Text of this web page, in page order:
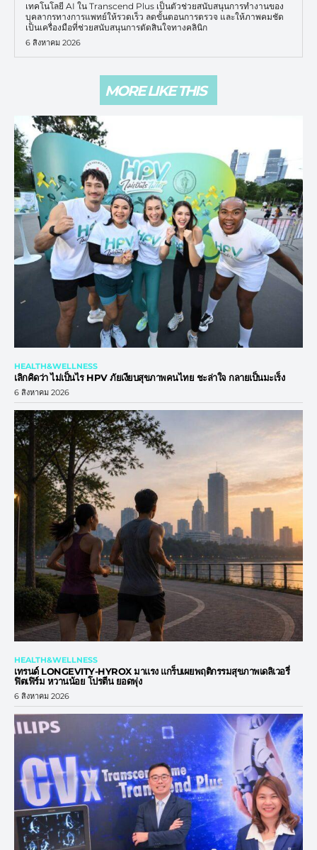
เทคโนโลยี AI ใน Transcend Plus เป็นตัวช่วยสนับสนุนการทำงานของ
บุคลากรทางการแพทย์ให้รวดเร็ว ลดขั้นตอนการตรวจ และให้ภาพคมชัด
เป็นเครื่องมือที่ช่วยสนับสนุนการตัดสินใจทางคลินิก
6 สิงหาคม 2026
MORE LIKE THIS
HEALTH&WELLNESS
เลิกคิดว่า ไม่เป็นไร HPV ภัยเงียบสุขภาพคนไทย ชะล่าใจ กลายเป็นมะเร็ง
6 สิงหาคม 2026
HEALTH&WELLNESS
เทรนด์ LONGEVITY-HYROX มาแรง แกร็บเผยพฤติกรรมสุขภาพเดลิเวอรี่
ฟิตเฟิร์ม หวานน้อย โปรตีน ยอดพุ่ง
6 สิงหาคม 2026